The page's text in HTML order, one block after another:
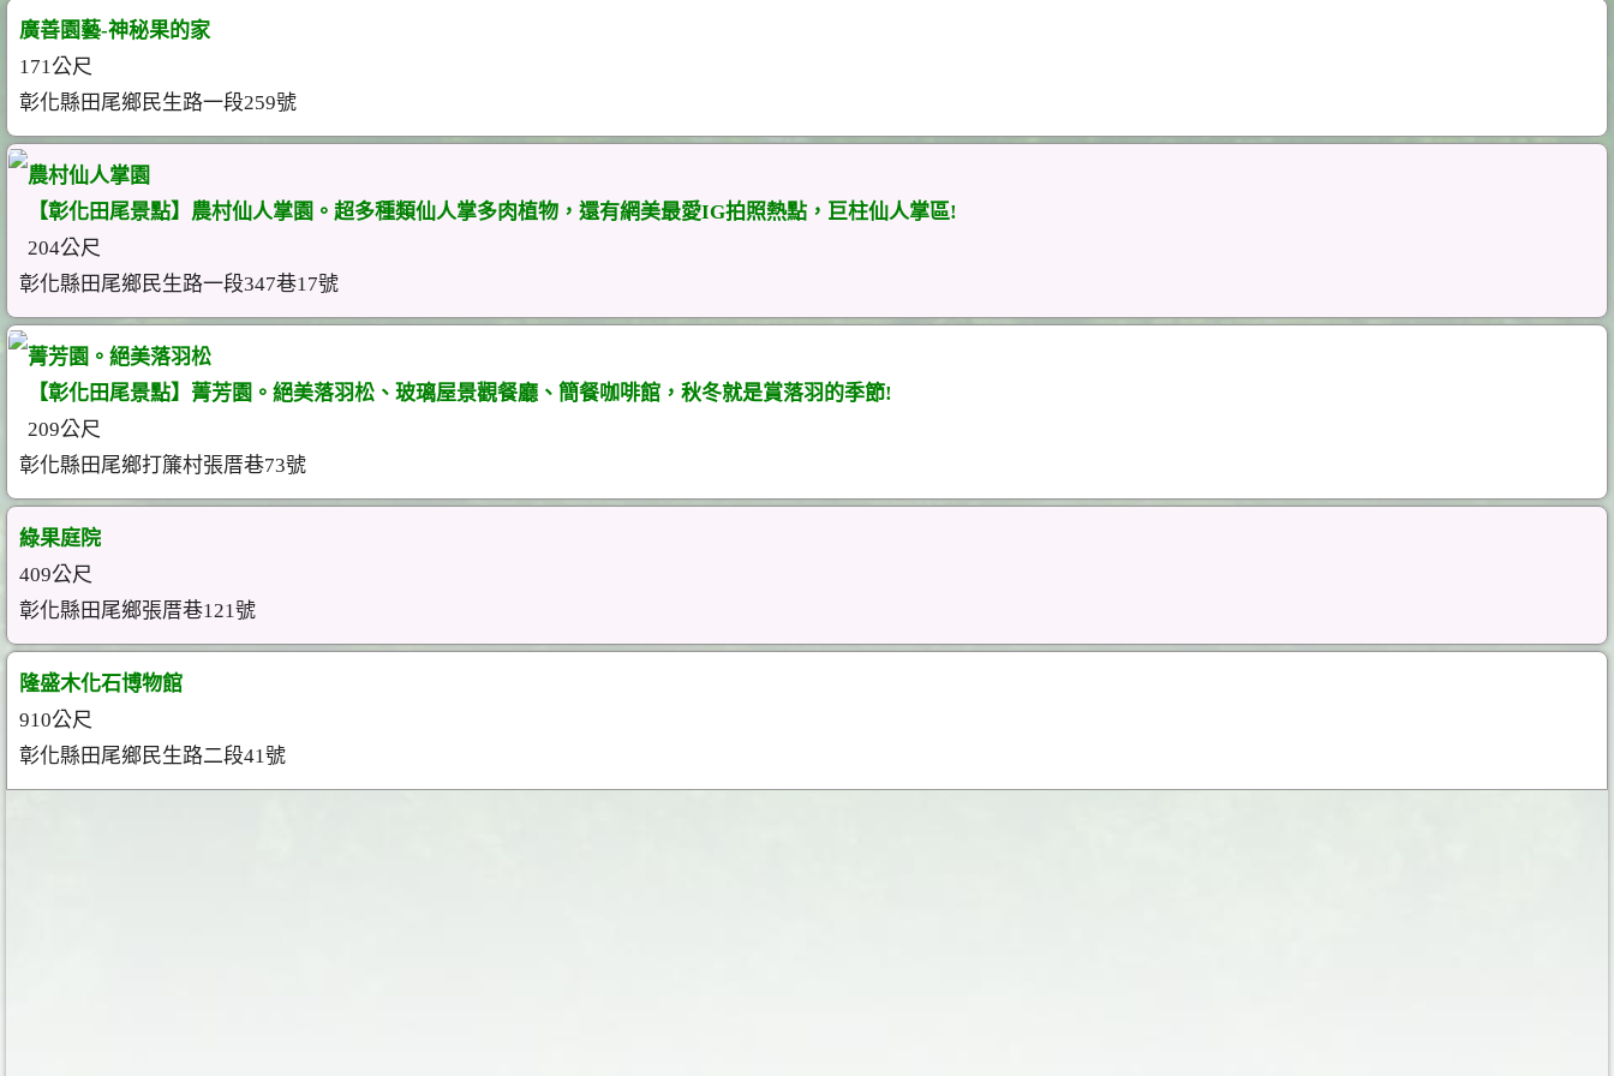
廣善園藝-神秘果的家
171公尺
彰化縣田尾鄉民生路一段259號
農村仙人掌園
【彰化田尾景點】農村仙人掌園。超多種類仙人掌多肉植物，還有網美最愛IG拍照熱點，巨柱仙人掌區!
204公尺
彰化縣田尾鄉民生路一段347巷17號
菁芳園。絕美落羽松
【彰化田尾景點】菁芳園。絕美落羽松、玻璃屋景觀餐廳、簡餐咖啡館，秋冬就是賞落羽的季節!
209公尺
彰化縣田尾鄉打簾村張厝巷73號
綠果庭院
409公尺
彰化縣田尾鄉張厝巷121號
隆盛木化石博物館
910公尺
彰化縣田尾鄉民生路二段41號